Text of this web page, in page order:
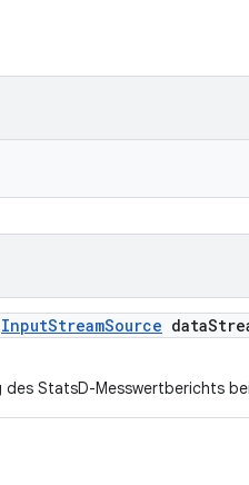
InputStreamSource data
StatsD-Messwertberichts